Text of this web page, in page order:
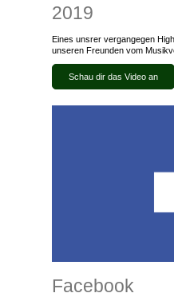
2019
Eines unsrer vergangegen
unseren Freunden vom
Schau dir das Video an
Facebook